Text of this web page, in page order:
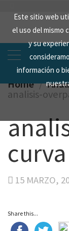
Este sitio web
el uso del mismo
y su
información o
content
Home
analisis-
curva
15 MARZO,
Share this...